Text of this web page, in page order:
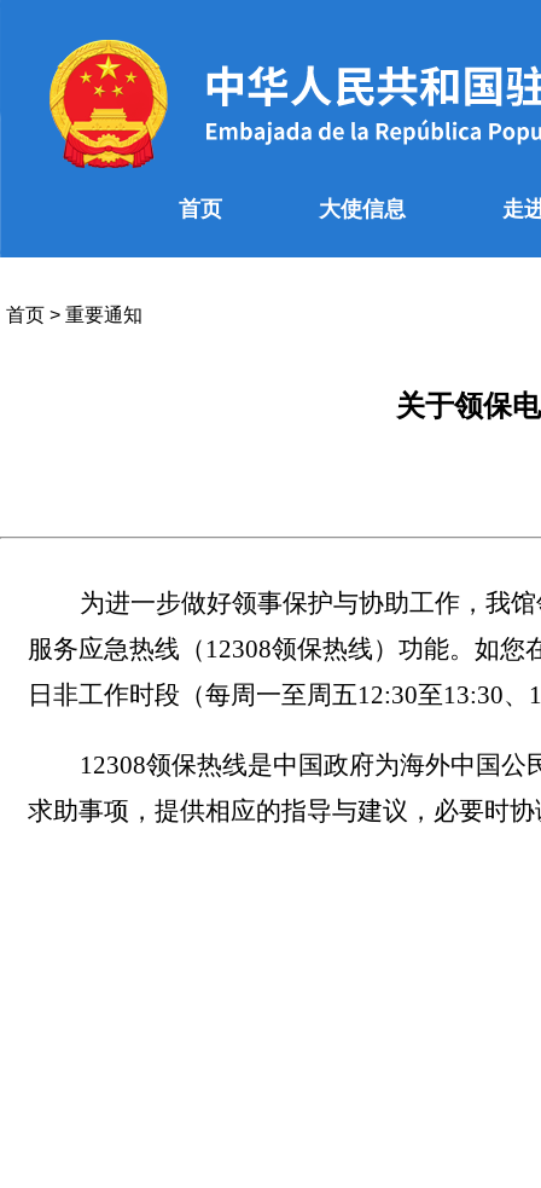
首页 大使信息 走
首页 > 重要通知
关于领保
为进一步做好领事保护与协助工作，我
服务应急热线（ 12308领保热线） 功能。如您
日非工作时段（每周一至周五12:30至13:30、
12308领保热线是中国政府为海外中国公
求助事项，提供相应的指导与建议，必要时